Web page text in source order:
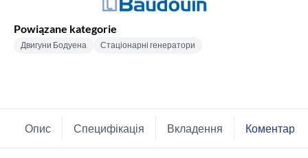
Powiązane kategorie
Двигуни Бодуена Стаціонарні генератори
Опис Специфікація Вкладення Коментарі